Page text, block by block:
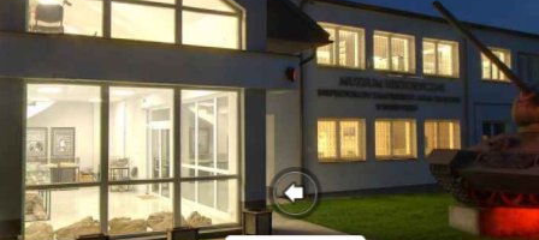
Mapa serwisu